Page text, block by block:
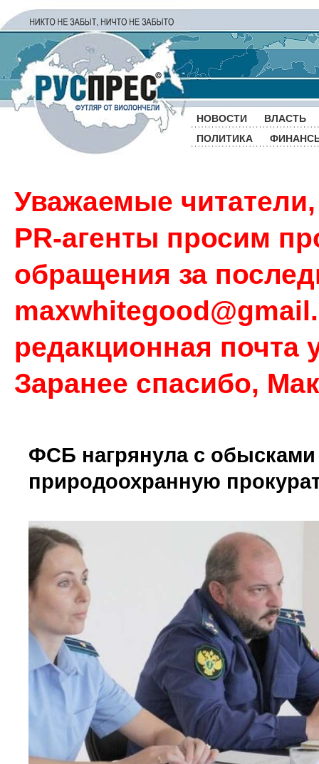
НОВОСТИ
ВЛАСТЬ
ПОЛИТИКА
Уважаемые
PR-агенты просим
обращения за
редакционная почта
Заранее спасибо,
ФСБ нагрянула с
природоохранную